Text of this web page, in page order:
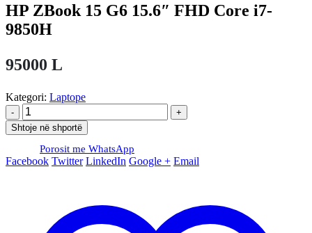
HP ZBook 15 G6 15.6″ FHD Core i7-
9850H
95000 L
Kategori: Laptope
-
+
Shtoje në shportë
Porosit me WhatsApp
Facebook Twitter LinkedIn Google + Email